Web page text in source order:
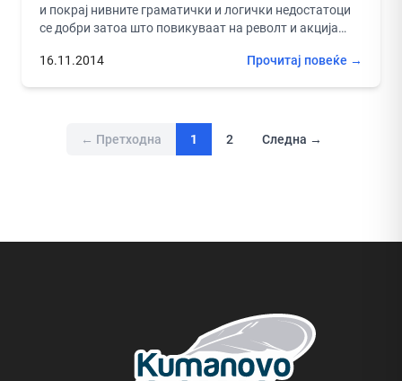
и покрај нивните граматички и логички недостатоци
се добри затоа што повикуваат на револт и акција
16.11.2014
Прочитај повеќе →
← Претходна 1 2 Следна →